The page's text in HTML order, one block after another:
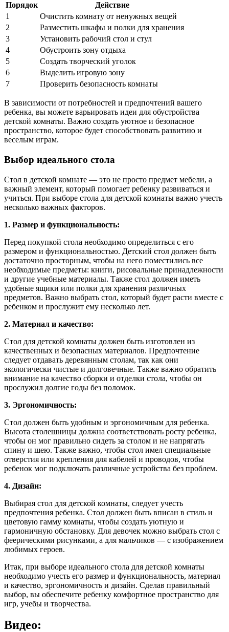
Порядок
Действие
1
Очистить комнату от ненужных вещей
2
Разместить шкафы и полки для хранения
3
Установить рабочий стол и стул
4
Обустроить зону отдыха
5
Создать творческий уголок
6
Выделить игровую зону
7
Проверить безопасность комнаты
В зависимости от потребностей и предпочтений вашего
ребенка, вы можете варьировать идеи для обустройства
детской комнаты. Важно создать уютное и безопасное
пространство, которое будет способствовать развитию и
веселым играм.
Выбор идеального стола
Стол в детской комнате — это не просто предмет мебели, а
важный элемент, который помогает ребенку развиваться и
учиться. При выборе стола для детской комнаты важно учесть
несколько важных факторов.
1. Размер и функциональность:
Перед покупкой стола необходимо определиться с его
размером и функциональностью. Детский стол должен быть
достаточно просторным, чтобы на него поместились все
необходимые предметы: книги, рисовальные принадлежности
и другие учебные материалы. Также стол должен иметь
удобные ящики или полки для хранения различных
предметов. Важно выбрать стол, который будет расти вместе с
ребенком и прослужит ему несколько лет.
2. Материал и качество:
Стол для детской комнаты должен быть изготовлен из
качественных и безопасных материалов. Предпочтение
следует отдавать деревянным столам, так как они
экологически чистые и долговечные. Также важно обратить
внимание на качество сборки и отделки стола, чтобы он
прослужил долгие годы без поломок.
3. Эргономичность:
Стол должен быть удобным и эргономичным для ребенка.
Высота столешницы должна соответствовать росту ребенка,
чтобы он мог правильно сидеть за столом и не напрягать
спину и шею. Также важно, чтобы стол имел специальные
отверстия или крепления для кабелей и проводов, чтобы
ребенок мог подключать различные устройства без проблем.
4. Дизайн:
Выбирая стол для детской комнаты, следует учесть
предпочтения ребенка. Стол должен быть вписан в стиль и
цветовую гамму комнаты, чтобы создать уютную и
гармоничную обстановку. Для девочек можно выбрать стол с
феерическими рисунками, а для мальчиков — с изображением
любимых героев.
Итак, при выборе идеального стола для детской комнаты
необходимо учесть его размер и функциональность, материал
и качество, эргономичность и дизайн. Сделав правильный
выбор, вы обеспечите ребенку комфортное пространство для
игр, учебы и творчества.
Видео: